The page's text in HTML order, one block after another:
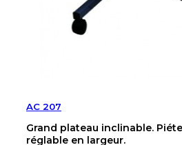
AC 207
Grand plateau inclinable.
réglable en largeur.